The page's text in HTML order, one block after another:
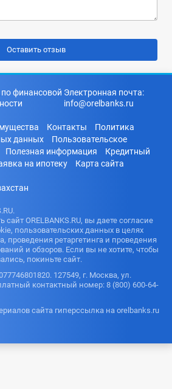
финансовой Электронная почта:
info@orelbanks.ru
Контакты
Политика
данных
Пользовательское
Полезная информация
Кредитный
на ипотеку Карта сайта
ORELBANKS.RU, вы даете согласие
пользовательских данных в целях
проведения ретаргетинга и проведения
и обзоров. Если вы не хотите, чтобы
покиньте сайт.
127549, г. Москва, ул.
контактный номер: 8 (800) 600-64-
сайта гиперссылка на orelbanks.ru